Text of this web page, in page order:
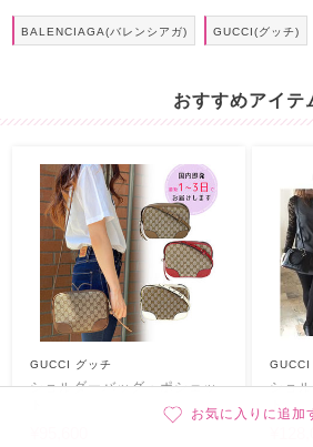
お気に入りに追加
BALENCIAGA(バレンシアガ) GUCCI(グッチ)
おすすめアイテ
GUCCI グッチ
ショルダーバッグ・ポシェッ
GUCCI
ショ
ト